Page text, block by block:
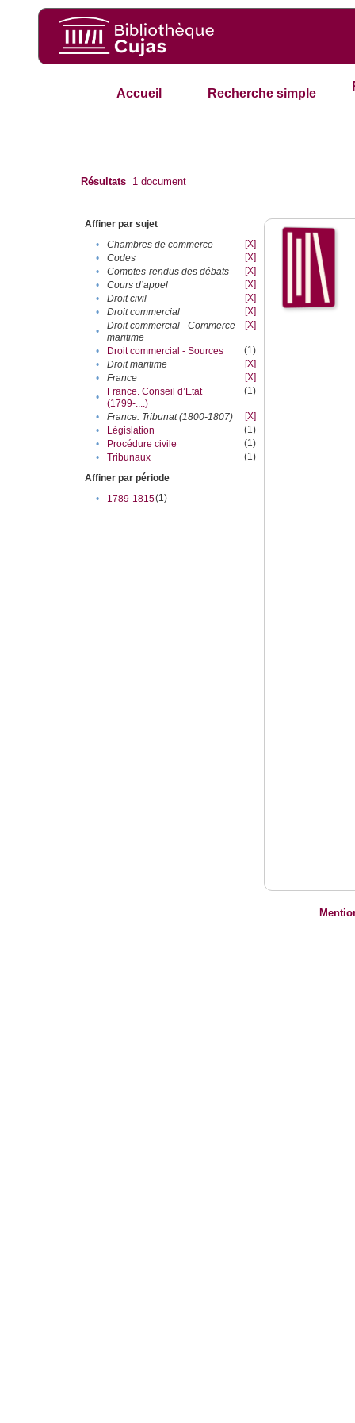
Accueil Recherche simple
Résultats 1 document
Affiner par sujet
•
Chambres de commerce
[X]
•
Codes
[X]
•
Comptes-rendus des débats
[X]
•
Cours d’appel
[X]
•
Droit civil
[X]
•
Droit commercial
[X]
•
Droit commercial - Commerce
maritime
[X]
• Droit commercial - Sources
(1)
•
Droit maritime
[X]
•
France
[X]
•
France. Conseil d’Etat
(1799-....)
(1)
• France. Tribunat (1800-1807)
[X]
•
Législation
(1)
•
Procédure civile
(1)
•
Tribunaux
(1)
Affiner par période
•
1789-1815(1)